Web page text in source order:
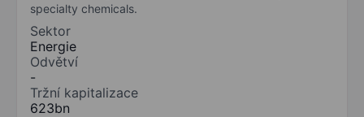
specialty chemicals.
Sektor
Energie
Odvětví
-
Tržní kapitalizace
623bn